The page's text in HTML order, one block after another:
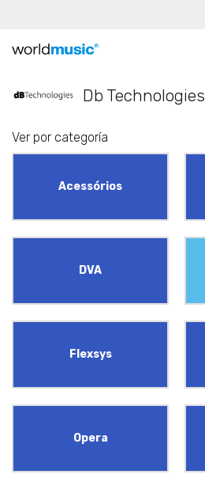
Db Technologies
Ver por categoría
Acessórios
DVA
Flexsys
Opera